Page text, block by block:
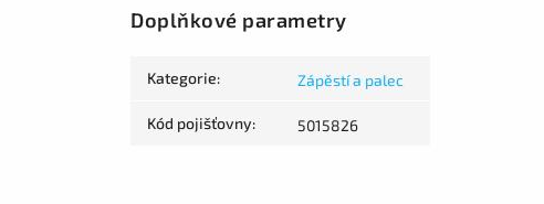
Doplňkové parametry
Kategorie: Zápěstí a palec
Kód pojišťovny: 5015826